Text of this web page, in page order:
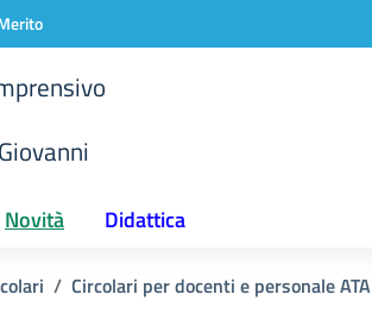
Novità Didattica
Circolari per docenti e personale ATA